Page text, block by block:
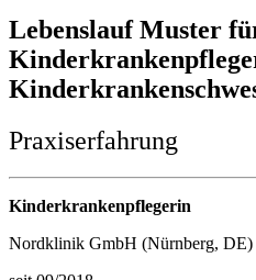
Lebenslauf Muster
Praxiserfahrung
Kinderkrankenpflegerin
Nordklinik GmbH (Nürnberg, DE)